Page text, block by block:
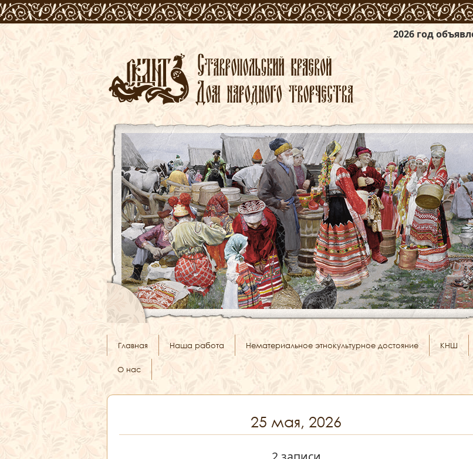
2026 год объявлен Годом
Главная Наша работа Нематериальное этнокультурное достояние КНШ
О нас
25 мая, 2026